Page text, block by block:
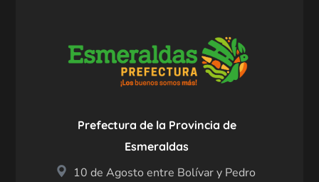
Prefectura de la Provincia de
Esmeraldas
10 de Agosto entre Bolívar y Pedro